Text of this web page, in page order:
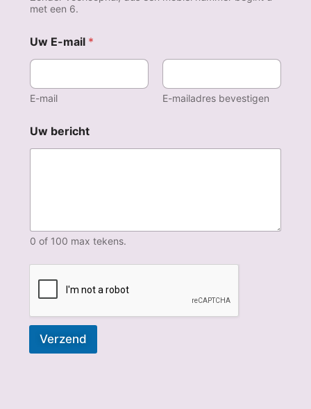
n
u
m
m
r
d
z
met een 6.
Uw E-mail *
E-mail E-mailadres bevestigen
Uw bericht
0 of 100 max tekens.
Verzend